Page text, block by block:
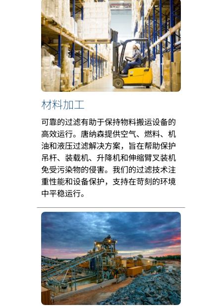
材料加工
可靠的过滤有助于保持物料搬运设备的
高效运行。唐纳森提供空气、燃料、机
油和液压过滤解决方案，旨在帮助保护
吊杆、装载机、升降机和伸缩臂叉装机
免受污染物的侵害。我们的过滤技术注
重性能和设备保护，支持在苛刻的环境
中平稳运行。